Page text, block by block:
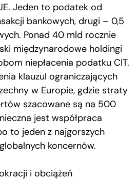
Jeden to podatek od
bankowych, drugi – 0,5
Ponad 40 mld rocznie
międzynarodowe holdingi
niepłacenia podatku CIT.
klauzul ograniczających
w Europie, gdzie straty
szacowane są na 500
jest współpraca
to jeden z najgorszych
koncernów.
i obciążeń